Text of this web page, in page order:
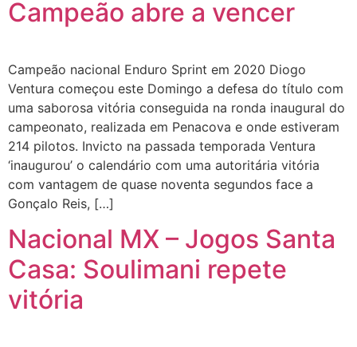
Campeão abre a vencer
Campeão nacional Enduro Sprint em 2020 Diogo
Ventura começou este Domingo a defesa do título com
uma saborosa vitória conseguida na ronda inaugural do
campeonato, realizada em Penacova e onde estiveram
214 pilotos. Invicto na passada temporada Ventura
‘inaugurou’ o calendário com uma autoritária vitória
com vantagem de quase noventa segundos face a
Gonçalo Reis, […]
Nacional MX – Jogos Santa
Casa: Soulimani repete
vitória